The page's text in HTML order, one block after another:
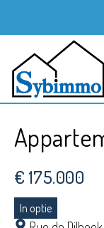
€ 175.000
In optie